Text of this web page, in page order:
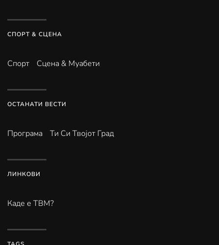
СПОРТ & СЦЕНА
Спорт Сцена & Муабети
ОСТАНАТИ ВЕСТИ
Програма Ти Си Твојот Град
ЛИНКОВИ
Каде е ТВМ?